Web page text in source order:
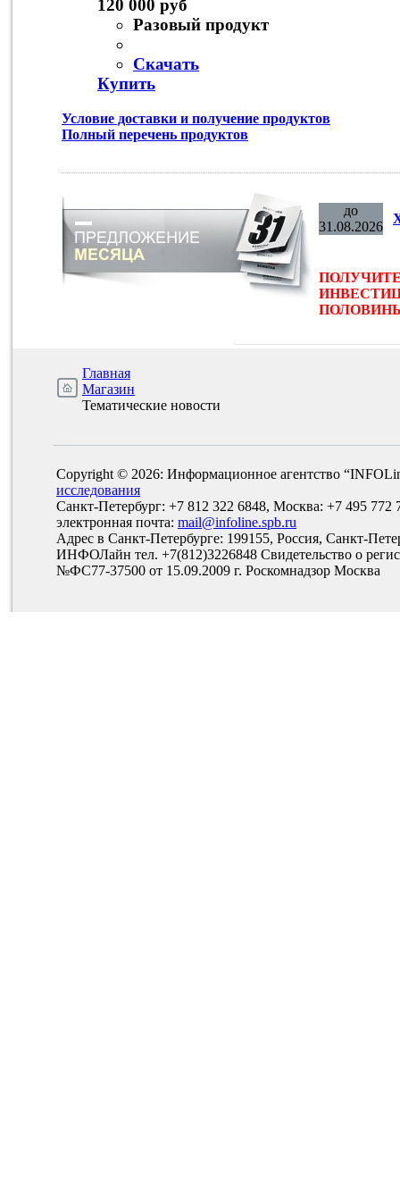
120 000 руб
Разовый продукт
Скачать
Купить
Условие доставки и получение продуктов
Полный перечень продуктов
до
31.08.2026
ПОЛОВИНЫ
Главная
Магазин
Тематические новости
Copyright © 2026: Информационное агентство
исследования
Санкт-Петербург: +7 812 322 6848, Москва: +7 495 772
электронная почта: mail@infoline.spb.ru
Адрес в Санкт-Петербурге: 199155, Россия, Санкт-
ИНФОЛайн тел. +7(812)3226848 Свидетельство о
№ФС77-37500 от 15.09.2009 г. Роскомнадзор Москва